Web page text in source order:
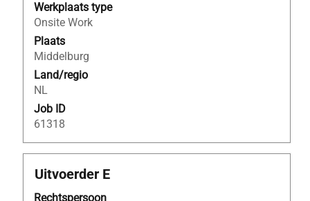
Werkplaats type
Onsite Work
Plaats
Middelburg
Land/regio
NL
Job ID
61318
de
functiegegevens
weer
te
geven.
Titel
Uitvoerder E
Rechtspersoon
Selecteer